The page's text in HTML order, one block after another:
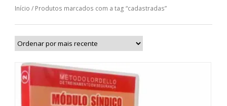
Início / Produtos marcados com a tag “cadastradas”